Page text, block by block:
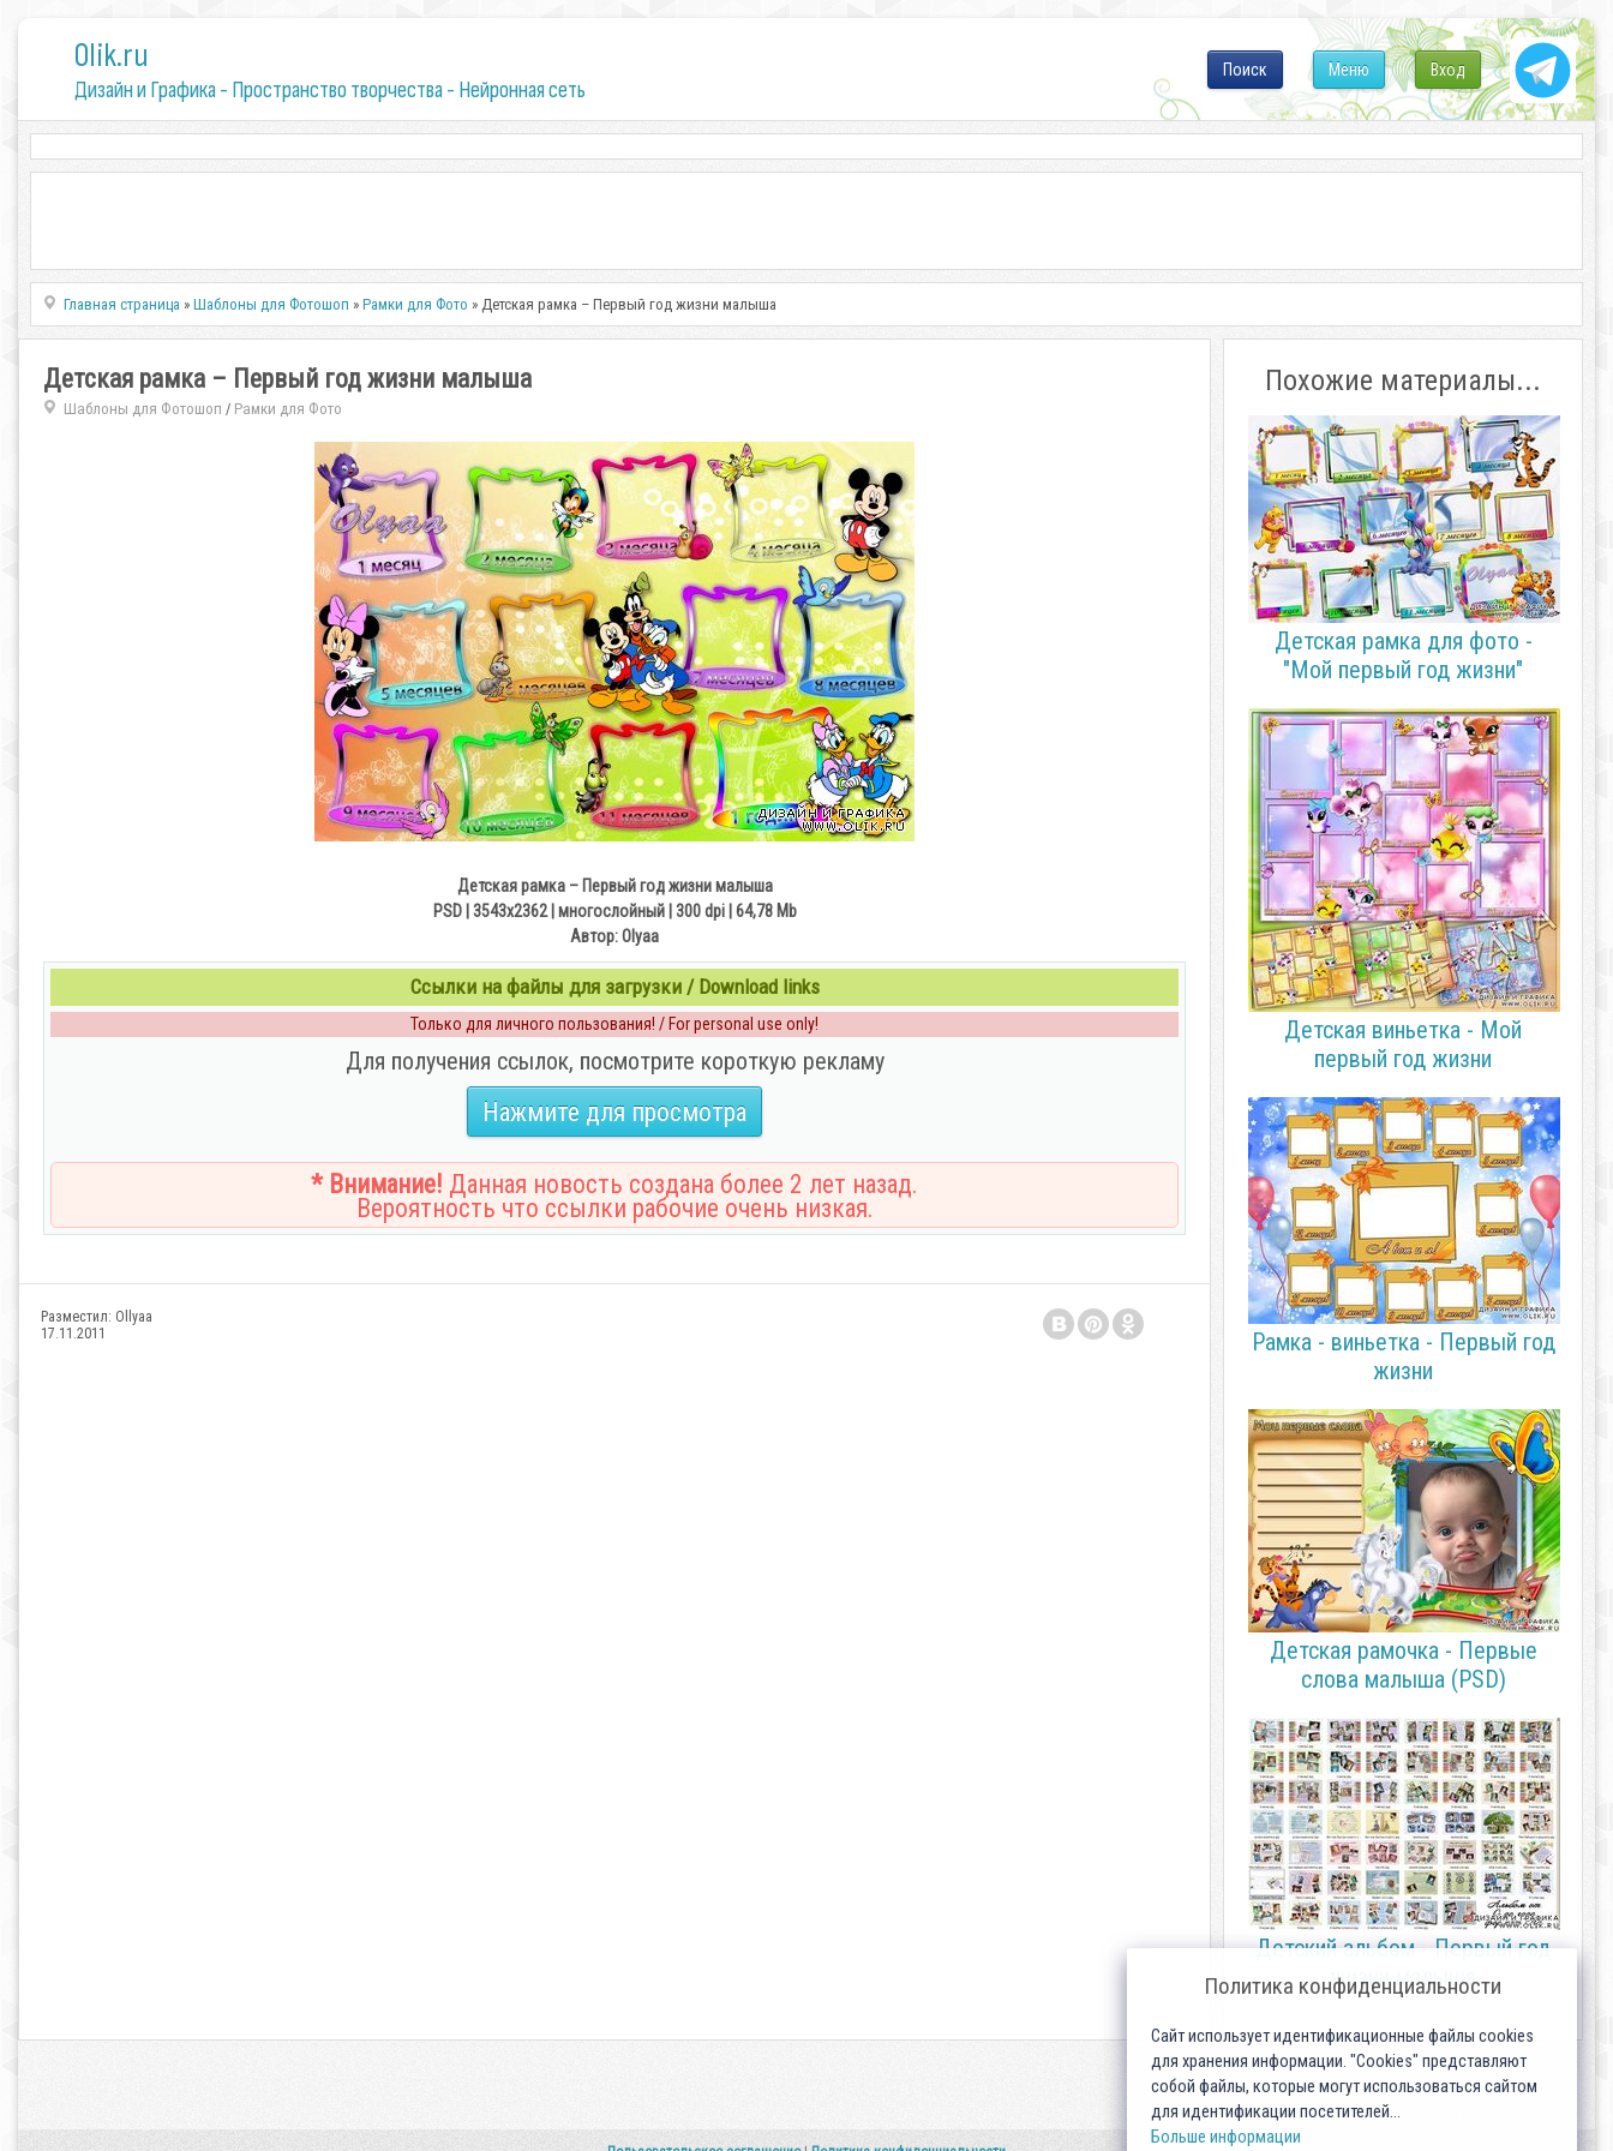
0lik.ru
Дизайн и Графика - Пространство творчества - Нейронная сеть
Вход
Меню
Поиск
Главная страница »Шаблоны для Фотошоп »Рамки для Фото » Детская рамка – Первый год жизни малыша
Детская рамка – Первый год жизни малыша
Шаблоны для Фотошоп / Рамки для Фото
Детская рамка – Первый год жизни малыша
PSD | 3543x2362 | многослойный | 300 dpi | 64,78 Mb
Автор: Olyaa
Ссылки на файлы для загрузки / Download links
Только для личного пользования! / For personal use only!
Для получения ссылок, посмотрите короткую рекламу
Нажмите для просмотра
* Внимание! Данная новость создана более 2 лет назад.
Вероятность что ссылки рабочие очень низкая.
Разместил: Ollyaa
17.11.2011
Похожие материалы...
Детская рамка для фото -
"Мой первый год жизни"
Детская виньетка - Мой
первый год жизни
Рамка - виньетка - Первый год
жизни
Детская рамочка - Первые
слова малыша (PSD)
Детский альбом - Первый год
жизни малыша
Политика конфиденциальности
Сайт использует идентификационные файлы cookies
для хранения информации. "Cookies" представляют
собой файлы, которые могут использоваться сайтом
для идентификации посетителей...
Больше информации